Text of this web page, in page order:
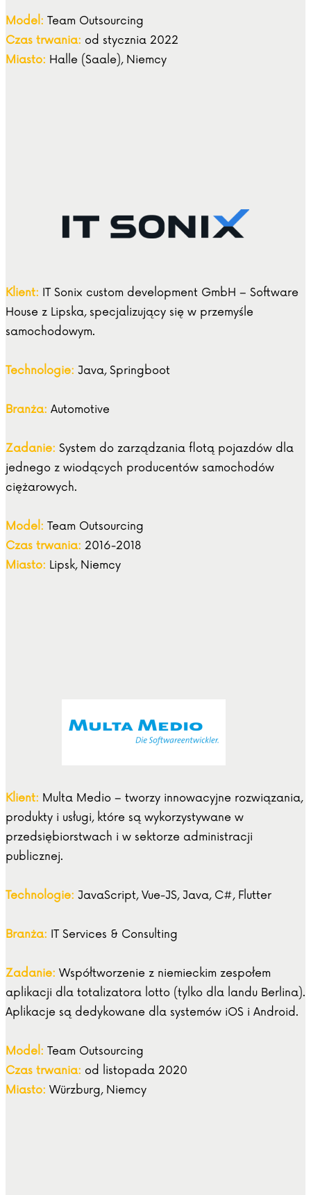
Model: Team Outsourcing
Czas trwania: od stycznia 2022
Miasto: Halle (Saale), Niemcy
Klient: IT Sonix custom development GmbH – Software
House z Lipska, specjalizujący się w przemyśle
samochodowym.
Technologie: Java, Springboot
Branża: Automotive
Zadanie: System do zarządzania flotą pojazdów dla
jednego z wiodących producentów samochodów
ciężarowych.
Model: Team Outsourcing
Czas trwania: 2016-2018
Miasto: Lipsk, Niemcy
Klient: Multa Medio – tworzy innowacyjne rozwiązania,
produkty i usługi, które są wykorzystywane w
przedsiębiorstwach i w sektorze administracji
publicznej.
Technologie: JavaScript, Vue-JS, Java, C#, Flutter
Branża: IT Services & Consulting
Zadanie: Współtworzenie z niemieckim zespołem
aplikacji dla totalizatora lotto (tylko dla landu Berlina).
Aplikacje są dedykowane dla systemów iOS i Android.
Model: Team Outsourcing
Czas trwania: od listopada 2020
Miasto: Würzburg, Niemcy